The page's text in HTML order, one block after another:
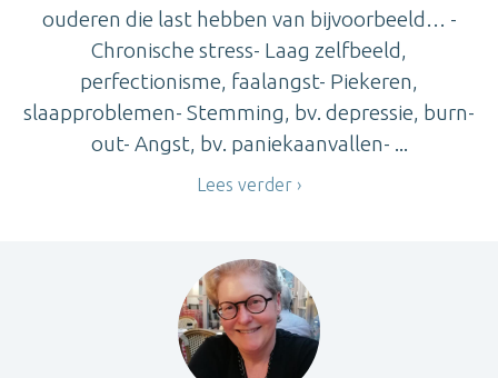
ouderen die last hebben van bijvoorbeeld… -
Chronische stress- Laag zelfbeeld,
perfectionisme, faalangst- Piekeren,
slaapproblemen- Stemming, bv. depressie, burn-
out- Angst, bv. paniekaanvallen- ...
Lees verder